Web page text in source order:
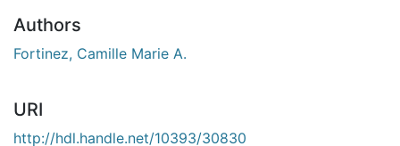
Authors
Fortinez, Camille Marie A.
URI
http://hdl.handle.net/10393/30830